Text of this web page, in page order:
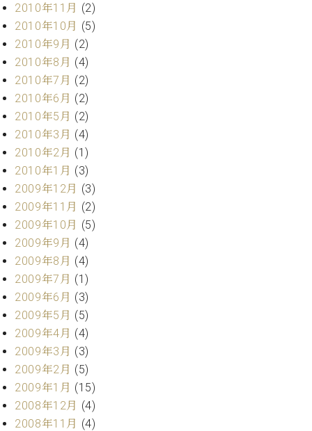
お
問
い
合
わ
せ
尾山調律師のブ
ログ Die
Musikgasse（音
楽の小道）
2010年11月 (2)
2010年10月 (5)
2010年9月 (2)
2010年8月 (4)
2010年7月 (2)
2010年6月 (2)
2010年5月 (2)
2010年3月 (4)
2010年2月 (1)
2010年1月 (3)
2009年12月 (3)
2009年11月 (2)
2009年10月 (5)
2009年9月 (4)
2009年8月 (4)
2009年7月 (1)
2009年6月 (3)
2009年5月 (5)
2009年4月 (4)
2009年3月 (3)
2009年2月 (5)
2009年1月 (15)
2008年12月 (4)
2008年11月 (4)